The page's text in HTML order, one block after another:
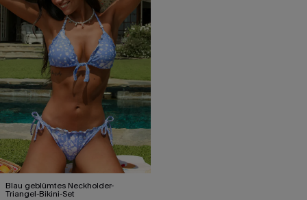
Blau geblümtes Neckholder-
Triangel-Bikini-Set